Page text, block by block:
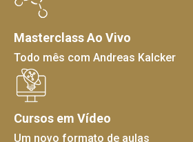
Masterclass Ao Vivo
Todo mês com Andreas Kalcker
Cursos em Vídeo
Um novo formato de aulas